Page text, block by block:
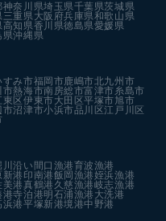
神奈川県埼玉県千葉県茨城県
三重県大阪府兵庫県和歌山県
高知県香川県徳島県愛媛県
県沖縄県
すみ市福岡市鹿嶋市北九州市
市熱海市南房総市富津市糸島市
東区伊東市大田区平塚市旭市
市沼津市小浜市品川区江戸川区
川沿い 間口漁港育波漁港
新港 印南港飯岡漁港姪浜漁港
美港真鶴港 久慈漁港岐志漁港
港寺泊港明石浦漁港 大洗港
浜港平塚新港境港中野港